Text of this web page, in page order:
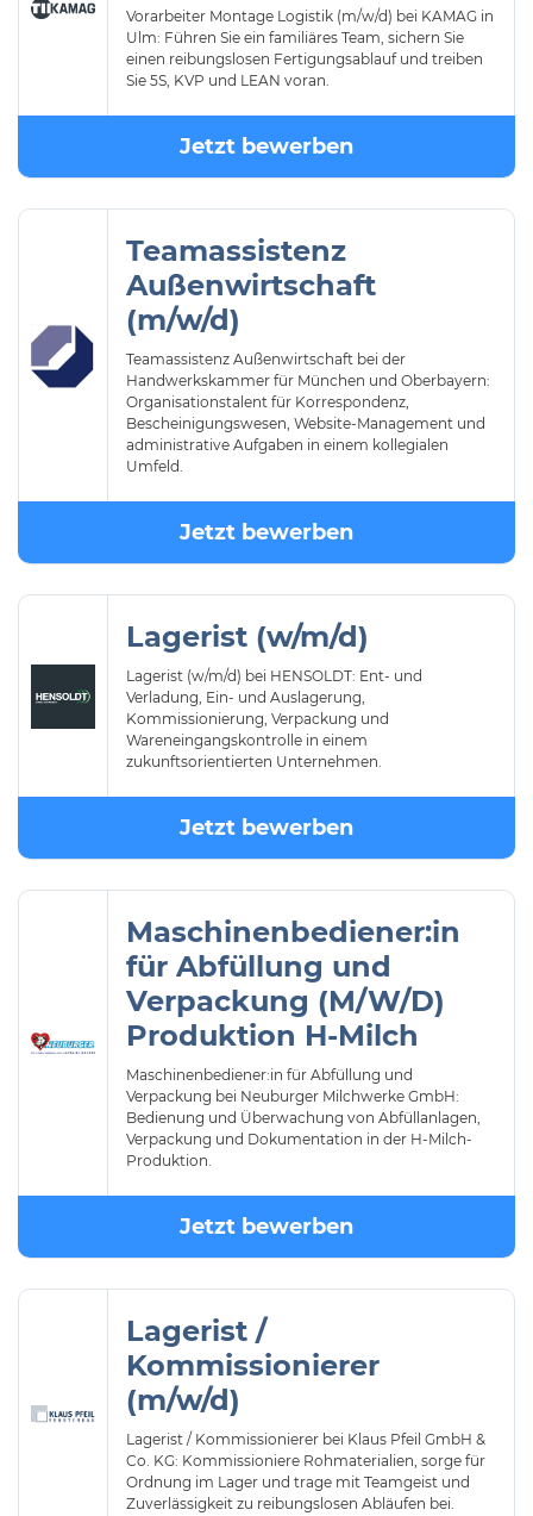
Vorarbeiter Montage Logistik (m/w/d) bei KAMAG in
Ulm: Führen Sie ein familiäres Team, sichern Sie
einen reibungslosen Fertigungsablauf und treiben
Sie 5S, KVP und LEAN voran.
Jetzt bewerben
Teamassistenz
Außenwirtschaft
(m/w/d)
Teamassistenz Außenwirtschaft bei der
Handwerkskammer für München und Oberbayern:
Organisationstalent für Korrespondenz,
Bescheinigungswesen, Website-Management und
administrative Aufgaben in einem kollegialen
Umfeld.
Jetzt bewerben
Lagerist (w/m/d)
Lagerist (w/m/d) bei HENSOLDT: Ent- und
Verladung, Ein- und Auslagerung,
Kommissionierung, Verpackung und
Wareneingangskontrolle in einem
zukunftsorientierten Unternehmen.
Jetzt bewerben
Maschinenbediener:in
für Abfüllung und
Verpackung (M/W/D)
Produktion H-Milch
Maschinenbediener:in für Abfüllung und
Verpackung bei Neuburger Milchwerke GmbH:
Bedienung und Überwachung von Abfüllanlagen,
Verpackung und Dokumentation in der H-Milch-
Produktion.
Jetzt bewerben
Lagerist /
Kommissionierer
(m/w/d)
Lagerist / Kommissionierer bei Klaus Pfeil GmbH &
Co. KG: Kommissioniere Rohmaterialien, sorge für
Ordnung im Lager und trage mit Teamgeist und
Zuverlässigkeit zu reibungslosen Abläufen bei.